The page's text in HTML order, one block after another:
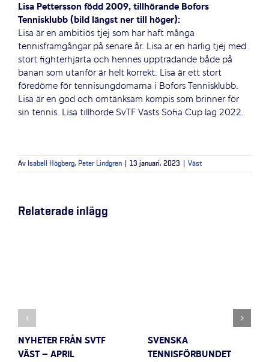
Lisa Pettersson född 2009, tillhörande Bofors
Tennisklubb (bild längst ner till höger):
Lisa är en ambitiös tjej som har haft många
tennisframgångar på senare år. Lisa är en härlig tjej med
stort fighterhjärta och hennes uppträdande både på
banan som utanför är helt korrekt. Lisa är ett stort
föredöme för tennisungdomarna i Bofors Tennisklubb.
Lisa är en god och omtänksam kompis som brinner för
sin tennis. Lisa tillhörde SvTF Västs Sofia Cup lag 2022.
Av Isabell Högberg, Peter Lindgren 13 januari, 2023 Väst
Relaterade inlägg
NYHETER FRÅN SVTF
VÄST – APRIL
SVENSKA
TENNISFÖRBUNDET